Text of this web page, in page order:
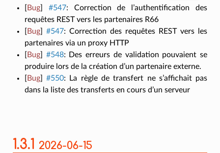
Bug] #547: Correction de l’authentification des
requêtes REST vers les partenaires R66
Bug] #547: Correction des requêtes REST vers les
partenaires via un proxy HTTP
Bug] #548: Des erreurs de validation pouvaient se
produire lors de la création d’un partenaire externe.
Bug] #550: La règle de transfert ne s’affichait pas
dans la liste des transferts en cours d’un serveur
1.3.1 2026-06-15